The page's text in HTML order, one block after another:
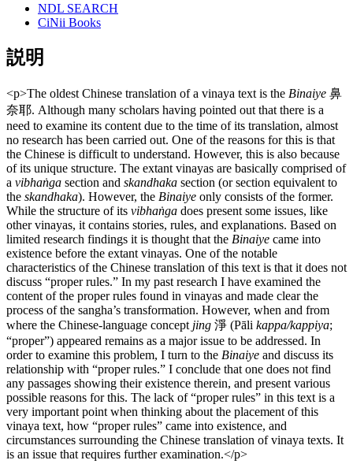
NDL SEARCH
CiNii Books
説明
<p>The oldest Chinese translation of a vinaya text is the Binaiye 鼻
奈耶. Although many scholars having pointed out that there is a
need to examine its content due to the time of its translation, almost
no research has been carried out. One of the reasons for this is that
the Chinese is difficult to understand. However, this is also because
of its unique structure. The extant vinayas are basically comprised of
a vibhaṅga section and skandhaka section (or section equivalent to
the skandhaka). However, the Binaiye only consists of the former.
While the structure of its vibhaṅga does present some issues, like
other vinayas, it contains stories, rules, and explanations. Based on
limited research findings it is thought that the Binaiye came into
existence before the extant vinayas. One of the notable
characteristics of the Chinese translation of this text is that it does not
discuss “proper rules.” In my past research I have examined the
content of the proper rules found in vinayas and made clear the
process of the sangha’s transformation. However, when and from
where the Chinese-language concept jing 淨 (Pāli kappa/kappiya;
“proper”) appeared remains as a major issue to be addressed. In
order to examine this problem, I turn to the Binaiye and discuss its
relationship with “proper rules.” I conclude that one does not find
any passages showing their existence therein, and present various
possible reasons for this. The lack of “proper rules” in this text is a
very important point when thinking about the placement of this
vinaya text, how “proper rules” came into existence, and
circumstances surrounding the Chinese translation of vinaya texts. It
is an issue that requires further examination.</p>